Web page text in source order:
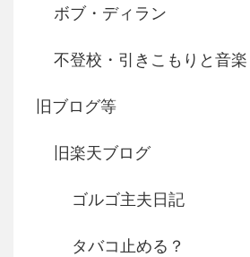
ボブ・ディラン
不登校・引きこもりと音楽
旧ブログ等
旧楽天ブログ
ゴルゴ主夫日記
タバコ止める？